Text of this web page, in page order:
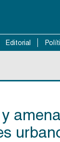
Editorial